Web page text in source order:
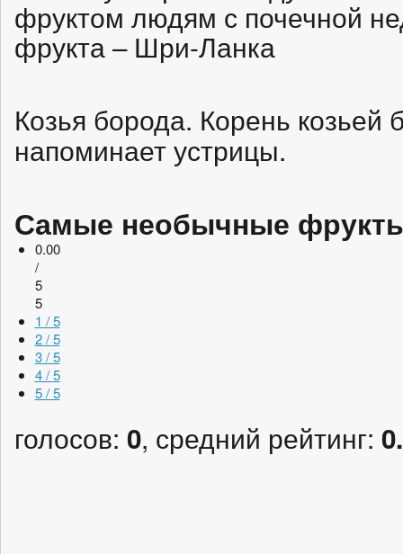
фруктом людям с почечной
фрукта – Шри-Ланка
Козья борода. Корень козьей
напоминает устрицы.
Самые необычные
0.00
/
5
5
1 / 5
2 / 5
3 / 5
4 / 5
5 / 5
голосов: 0, средний рейтинг: